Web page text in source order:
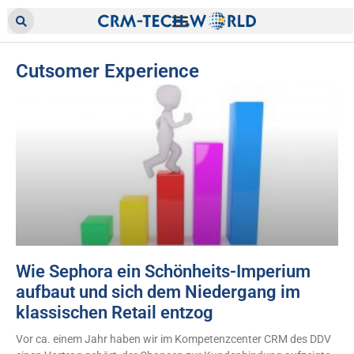
Cutsomer Experience
Wie Sephora ein Schönheits-Imperium
aufbaut und sich dem Niedergang im
klassischen Retail entzog
Vor ca. einem Jahr haben wir im Kompetenzcenter CRM des DDV